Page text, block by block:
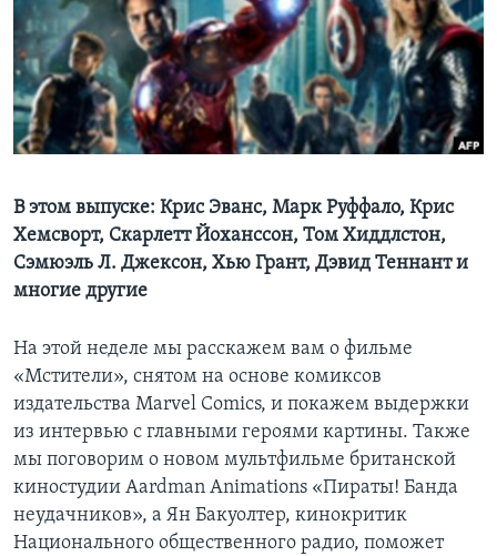
Learning English
СОЦИАЛЬНЫЕ СЕТИ
Языки
В этом выпуске: Крис Эванс, Марк Руффало, Крис
Хемсворт, Скарлетт Йоханссон, Том Хиддлстон,
Сэмюэль Л. Джексон, Хью Грант, Дэвид Теннант и
многие другие
На этой неделе мы расскажем вам о фильме
«Мстители», снятом на основе комиксов
издательства Marvel Comics, и покажем выдержки
из интервью с главными героями картины. Также
мы поговорим о новом мультфильме британской
киностудии Aardman Animations «Пираты! Банда
неудачников», а Ян Бакуолтер, кинокритик
Национального общественного радио, поможет